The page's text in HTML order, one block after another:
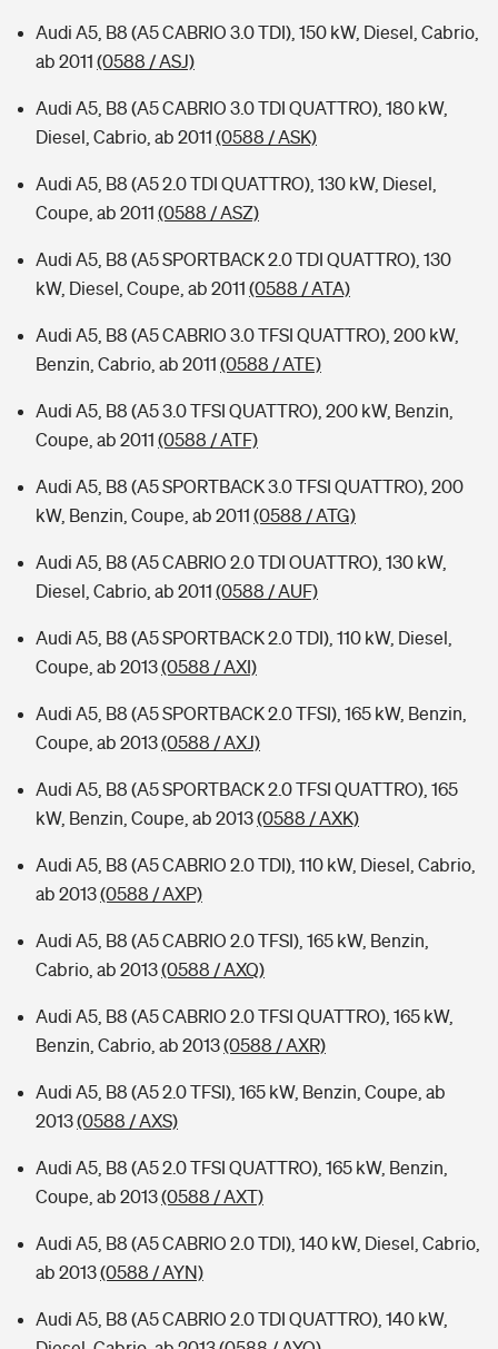
Audi A5, B8 (A5 CABRIO 3.0 TDI), 150 kW, Diesel, Cabrio,
ab 2011 (0588 / ASJ)
Audi A5, B8 (A5 CABRIO 3.0 TDI QUATTRO), 180 kW,
Diesel, Cabrio, ab 2011 (0588 / ASK)
Audi A5, B8 (A5 2.0 TDI QUATTRO), 130 kW, Diesel,
Coupe, ab 2011 (0588 / ASZ)
Audi A5, B8 (A5 SPORTBACK 2.0 TDI QUATTRO), 130
kW, Diesel, Coupe, ab 2011 (0588 / ATA)
Audi A5, B8 (A5 CABRIO 3.0 TFSI QUATTRO), 200 kW,
Benzin, Cabrio, ab 2011 (0588 / ATE)
Audi A5, B8 (A5 3.0 TFSI QUATTRO), 200 kW, Benzin,
Coupe, ab 2011 (0588 / ATF)
Audi A5, B8 (A5 SPORTBACK 3.0 TFSI QUATTRO), 200
kW, Benzin, Coupe, ab 2011 (0588 / ATG)
Audi A5, B8 (A5 CABRIO 2.0 TDI OUATTRO), 130 kW,
Diesel, Cabrio, ab 2011 (0588 / AUF)
Audi A5, B8 (A5 SPORTBACK 2.0 TDI), 110 kW, Diesel,
Coupe, ab 2013(0588 / AXI)
Audi A5, B8 (A5 SPORTBACK 2.0 TFSI), 165 kW, Benzin,
Coupe, ab 2013(0588 / AXJ)
Audi A5, B8 (A5 SPORTBACK 2.0 TFSI QUATTRO), 165
kW, Benzin, Coupe, ab 2013(0588 / AXK)
Audi A5, B8 (A5 CABRIO 2.0 TDI), 110 kW, Diesel, Cabrio,
ab 2013(0588 / AXP)
Audi A5, B8 (A5 CABRIO 2.0 TFSI), 165 kW, Benzin,
Cabrio, ab 2013(0588 / AXQ)
Audi A5, B8 (A5 CABRIO 2.0 TFSI QUATTRO), 165 kW,
Benzin, Cabrio, ab 2013(0588 / AXR)
Audi A5, B8 (A5 2.0 TFSI), 165 kW, Benzin, Coupe, ab
2013(0588 / AXS)
Audi A5, B8 (A5 2.0 TFSI QUATTRO), 165 kW, Benzin,
Coupe, ab 2013(0588 / AXT)
Audi A5, B8 (A5 CABRIO 2.0 TDI), 140 kW, Diesel, Cabrio,
ab 2013(0588 / AYN)
Audi A5, B8 (A5 CABRIO 2.0 TDI QUATTRO), 140 kW,